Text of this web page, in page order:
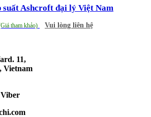
suất Ashcroft đại lý Việt Nam
tham khảo) Vui lòng liên hệ
11,
Vietnam